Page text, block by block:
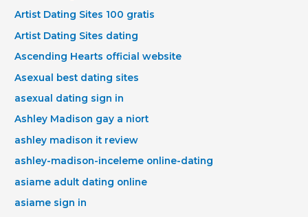
Artist Dating Sites 100 gratis
Artist Dating Sites dating
Ascending Hearts official website
Asexual best dating sites
asexual dating sign in
Ashley Madison gay a niort
ashley madison it review
ashley-madison-inceleme online-dating
asiame adult dating online
asiame sign in